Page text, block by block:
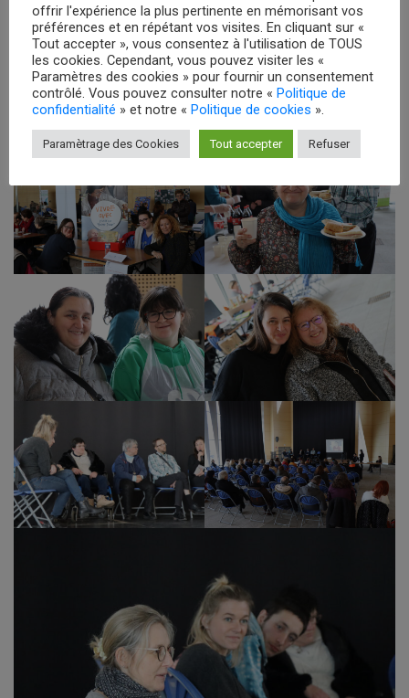
offrir l'expérience la plus pertinente en mémorisant vos
préférences et en répétant vos visites. En cliquant sur «
Tout accepter », vous consentez à l'utilisation de TOUS
les cookies. Cependant, vous pouvez visiter les «
Paramètres des cookies » pour fournir un consentement
contrôlé. Vous pouvez consulter notre « Politique de
confidentialité » et notre « Politique de cookies ».
Paramètrage des Cookies Tout accepter Refuser